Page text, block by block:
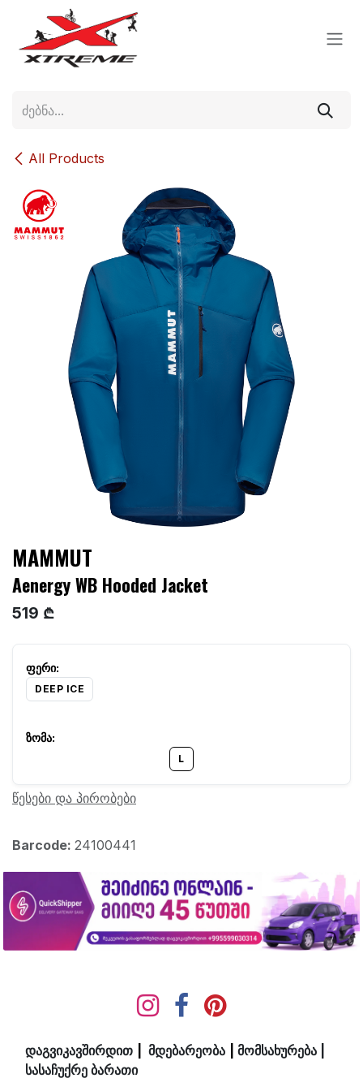
Skip to Content
All Products
MAMMUT
Aenergy WB Hooded Jacket
519 ₾
DEEP ICE
L
წესები და პირობები
Barcode: 24100441
დაგვიკავშირდით მდ​ებ​​არეობა მომსახურება
სასაჩუქრე ბარათი